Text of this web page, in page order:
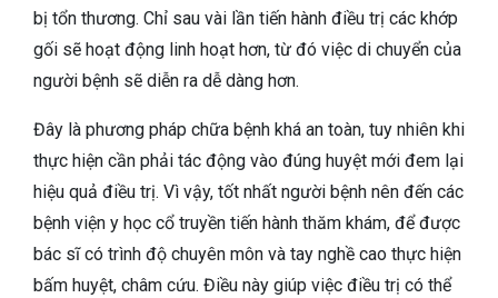
bị tổn thương. Chỉ sau vài lần tiến hành điều trị các khớp
gối sẽ hoạt động linh hoạt hơn, từ đó việc di chuyển của
người bệnh sẽ diễn ra dễ dàng hơn.
Đây là phương pháp chữa bệnh khá an toàn, tuy nhiên khi
thực hiện cần phải tác động vào đúng huyệt mới đem lại
hiệu quả điều trị. Vì vậy, tốt nhất người bệnh nên đến các
bệnh viện y học cổ truyền tiến hành thăm khám, để được
bác sĩ có trình độ chuyên môn và tay nghề cao thực hiện
bấm huyệt, châm cứu. Điều này giúp việc điều trị có thể